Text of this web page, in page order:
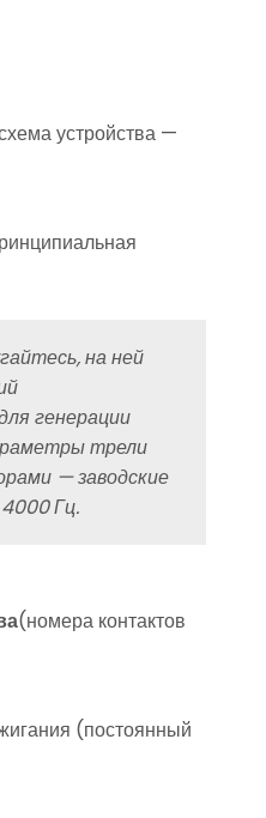
устройства —
на ней
генерации
трели
— заводские
Гц.
(номера контактов
(постоянный